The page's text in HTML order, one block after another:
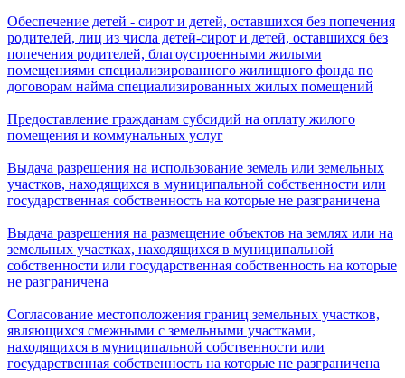
Обеспечение детей - сирот и детей, оставшихся без попечения
родителей, лиц из числа детей-сирот и детей, оставшихся без
попечения родителей, благоустроенными жилыми
помещениями специализированного жилищного фонда по
договорам найма специализированных жилых помещений
Предоставление гражданам субсидий на оплату жилого
помещения и коммунальных услуг
Выдача разрешения на использование земель или земельных
участков, находящихся в муниципальной собственности или
государственная собственность на которые не разграничена
Выдача разрешения на размещение объектов на землях или на
земельных участках, находящихся в муниципальной
собственности или государственная собственность на которые
не разграничена
Согласование местоположения границ земельных участков,
являющихся смежными с земельными участками,
находящихся в муниципальной собственности или
государственная собственность на которые не разграничена